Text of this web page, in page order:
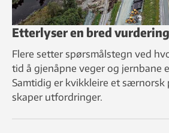
Etterlyser en bred
Flere setter spørsmålstegn ved
tid å gjenåpne veger og jernbane
Samtidig er kvikkleire et særnorsk
skaper utfordringer.